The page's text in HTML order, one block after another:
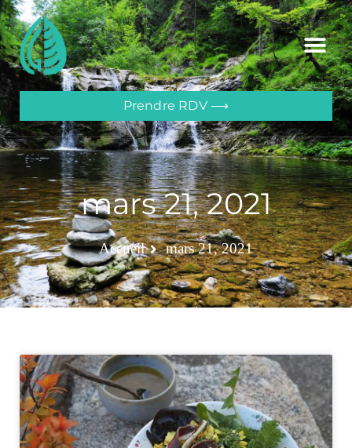
Prendre RDV ⟶
mars 21, 2021
Accueil mars 21, 2021